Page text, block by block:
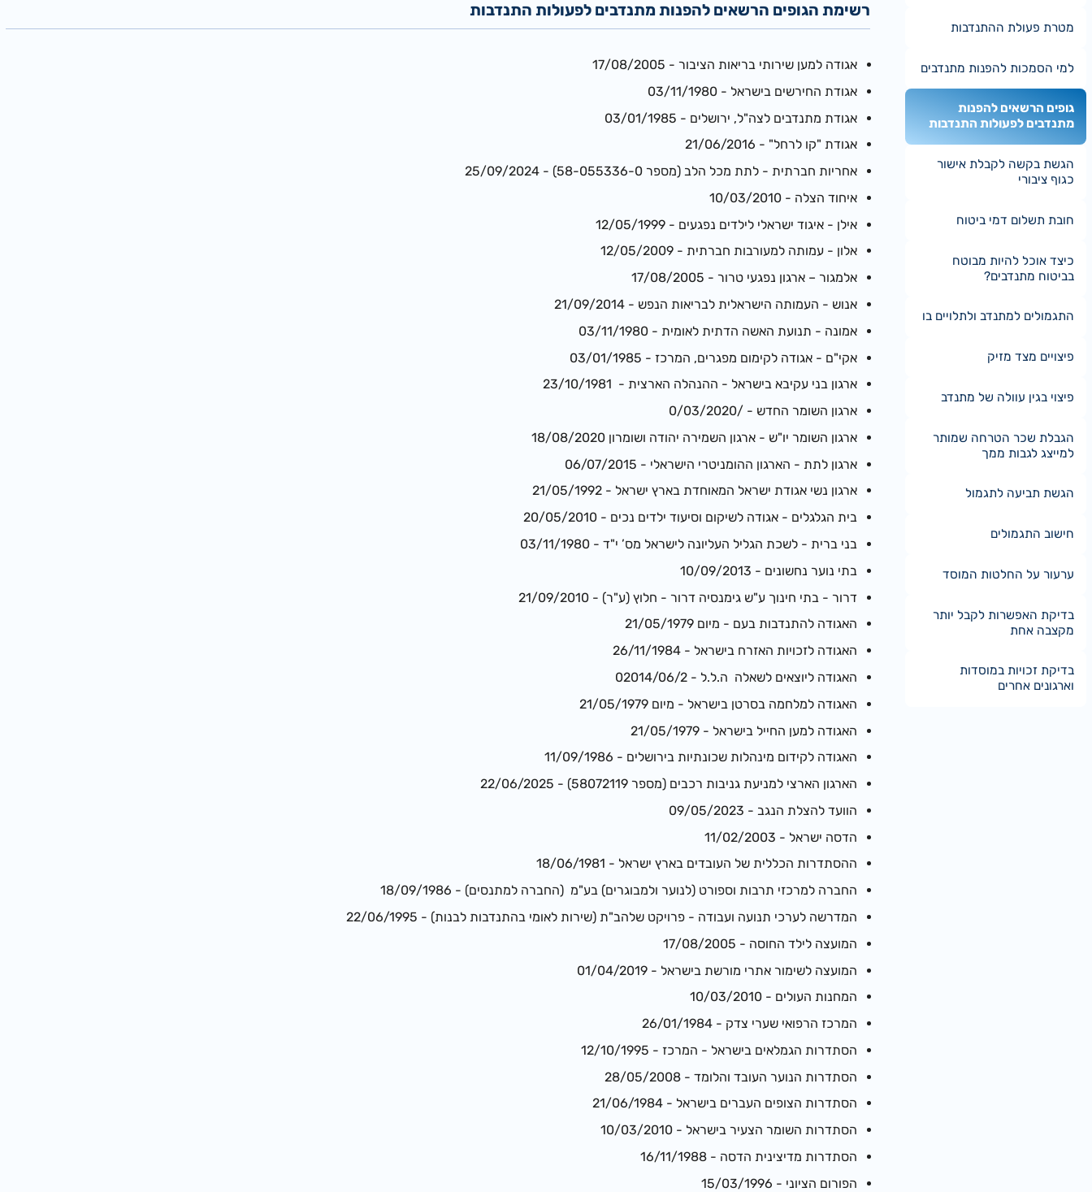
מטרת פעולת ההתנדבות
למי הסמכות להפנות מתנדבים
גופים הרשאים להפנות
מתנדבים לפעולות התנדבות
הגשת בקשה לקבלת אישור
כגוף ציבורי
חובת תשלום דמי ביטוח
כיצד אוכל להיות מבוטח
בביטוח מתנדבים?
התגמולים למתנדב ולתלויים בו
פיצויים מצד מזיק
פיצוי בגין עוולה של מתנדב
הגבלת שכר הטרחה שמותר
למייצג לגבות ממך
הגשת תביעה לתגמול
חישוב התגמולים
ערעור על החלטות המוסד
בדיקת האפשרות לקבל יותר
מקצבה אחת
בדיקת זכויות במוסדות
וארגונים אחרים
רשימת הגופים הרשאים להפנות מתנדבים לפעולות התנדבות
אגודה למען שירותי בריאות הציבור - 17/08/2005
אגודת החירשים בישראל - 03/11/1980
אגודת מתנדבים לצה"ל, ירושלים - 03/01/1985
אגודת "קו לרחל" - 21/06/2016
אחריות חברתית - לתת מכל הלב (מספר 58-055336-0) - 25/09/2024
איחוד הצלה - 10/03/2010
אילן - איגוד ישראלי לילדים נפגעים - 12/05/1999
אלון - עמותה למעורבות חברתית - 12/05/2009
אלמגור – ארגון נפגעי טרור - 17/08/2005
אנוש - העמותה הישראלית לבריאות הנפש - 21/09/2014
אמונה - תנועת האשה הדתית לאומית - 03/11/1980
אקי"ם - אגודה לקימום מפגרים, המרכז - 03/01/1985
ארגון בני עקיבא בישראל - ההנהלה הארצית - 23/10/1981
ארגון השומר החדש - /0/03/2020
ארגון השומר יו"ש - ארגון השמירה יהודה ושומרון 18/08/2020
ארגון לתת - הארגון ההומניטרי הישראלי - 06/07/2015
ארגון נשי אגודת ישראל המאוחדת בארץ ישראל - 21/05/1992
בית הגלגלים - אגודה לשיקום וסיעוד ילדים נכים - 20/05/2010
בני ברית - לשכת הגליל העליונה לישראל מס’ י"ד - 03/11/1980
בתי נוער נחשונים - 10/09/2013
דרור - בתי חינוך ע"ש גימנסיה דרור - חלוץ (ע"ר) - 21/09/2010
האגודה להתנדבות בעם - מיום 21/05/1979
האגודה לזכויות האזרח בישראל - 26/11/1984
האגודה ליוצאים לשאלה ה.ל.ל - 02014/06/2
האגודה למלחמה בסרטן בישראל - מיום 21/05/1979
האגודה למען החייל בישראל - 21/05/1979
האגודה לקידום מינהלות שכונתיות בירושלים - 11/09/1986
הארגון הארצי למניעת גניבות רכבים (מספר 58072119) - 22/06/2025
הוועד להצלת הנגב - 09/05/2023
הדסה ישראל - 11/02/2003
ההסתדרות הכללית של העובדים בארץ ישראל - 18/06/1981
החברה למרכזי תרבות וספורט (לנוער ולמבוגרים) בע"מ (החברה למתנסים) - 18/09/1986
המדרשה לערכי תנועה ועבודה - פרויקט שלהב"ת (שירות לאומי בהתנדבות לבנות) - 22/06/1995
המועצה לילד החוסה - 17/08/2005
המועצה לשימור אתרי מורשת בישראל - 01/04/2019
המחנות העולים - 10/03/2010
המרכז הרפואי שערי צדק - 26/01/1984
הסתדרות הגמלאים בישראל - המרכז - 12/10/1995
הסתדרות הנוער העובד והלומד - 28/05/2008
הסתדרות הצופים העברים בישראל - 21/06/1984
הסתדרות השומר הצעיר בישראל - 10/03/2010
הסתדרות מדיצינית הדסה - 16/11/1988
הפורום הציוני - 15/03/1996